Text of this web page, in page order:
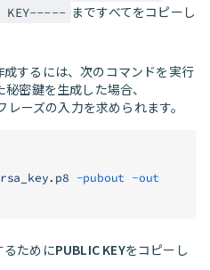
KEY----- まですべてをコピーし
するには、次のコマンドを実行
密鍵を生成した場合、
ーズの入力を求められます。
rsa_key.p8 -pubout -out
るためにPUBLIC KEYをコピーし